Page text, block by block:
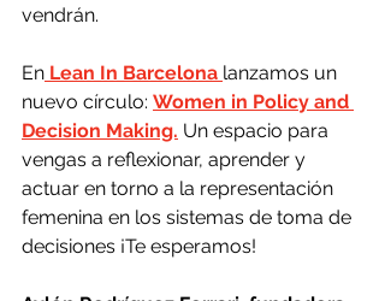
vendrán.
En Lean In Barcelona lanzamos un
nuevo círculo: Women in Policy and
Decision Making. Un espacio para
vengas a reflexionar, aprender y
actuar en torno a la representación
femenina en los sistemas de toma de
decisiones ¡Te esperamos!